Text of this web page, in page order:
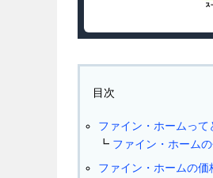
目次
ファイン・ホームって
ファイン・ホーム
ファイン・ホームの価